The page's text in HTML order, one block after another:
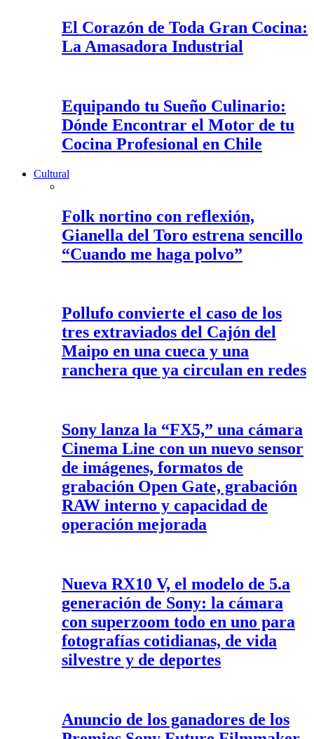
El Corazón de Toda Gran Cocina:
La Amasadora Industrial
Equipando tu Sueño Culinario:
Dónde Encontrar el Motor de tu
Cocina Profesional en Chile
Cultural
Folk nortino con reflexión,
Gianella del Toro estrena sencillo
“Cuando me haga polvo”
Pollufo convierte el caso de los
tres extraviados del Cajón del
Maipo en una cueca y una
ranchera que ya circulan en redes
Sony lanza la “FX5,” una cámara
Cinema Line con un nuevo sensor
de imágenes, formatos de
grabación Open Gate, grabación
RAW interno y capacidad de
operación mejorada
Nueva RX10 V, el modelo de 5.a
generación de Sony: la cámara
con superzoom todo en uno para
fotografías cotidianas, de vida
silvestre y de deportes
Anuncio de los ganadores de los